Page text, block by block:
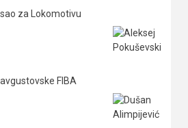
za Lokomotivu
FIBA